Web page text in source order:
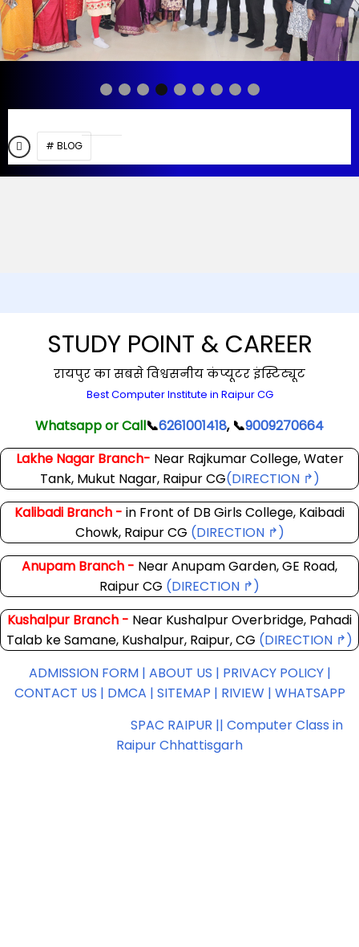
# BLOG
रायपुर का सबसे विश्वसनीय कंप्यूटर इंस्टिट्यूट
Best Computer Institute in Raipur CG
Whatsapp or Call📞6261001418, 📞9009270664
Lakhe Nagar Branch- Near Rajkumar College, Water
Kalibadi Branch -in Front of DB Girls College, Kaibadi
Chowk, Raipur CG(DIRECTION ↱)
Anupam Branch -Near Anupam Garden, GE Road,
Raipur CG(DIRECTION ↱)
Kushalpur Branch -Near Kushalpur Overbridge, Pahadi
Talab ke Samane, Kushalpur, Raipur, CG(DIRECTION ↱)
ADMISSION FORM |ABOUT US |PRIVACY POLICY |
CONTACT US |DMCA |SITEMAP |RIVIEW |WHATSAPP
Copyright © 2026SPAC RAIPUR || Computer Class in